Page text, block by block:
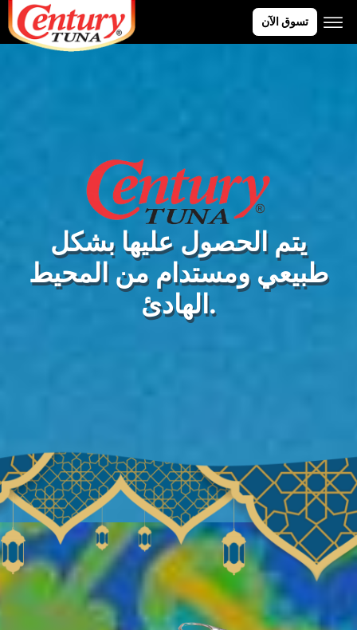
تسوق الآن
يتم الحصول عليها بشكل
طبيعي ومستدام من المحيط
الهادئ.